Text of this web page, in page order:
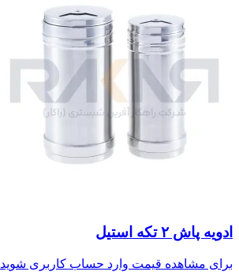
ادویه پاش ۲ تکه استیل
برای مشاهده قیمت وارد حساب کاربری شوید